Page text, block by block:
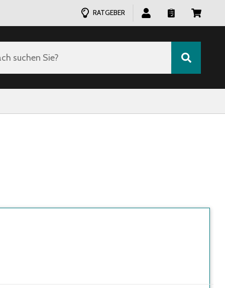
RATGEBER
suchen Sie?